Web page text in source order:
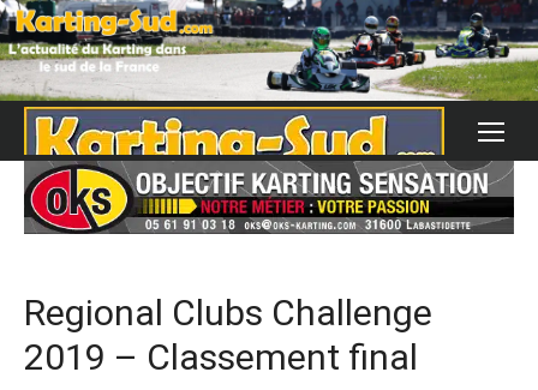
Skip
to
content
Regional Clubs Challenge
2019 – Classement final